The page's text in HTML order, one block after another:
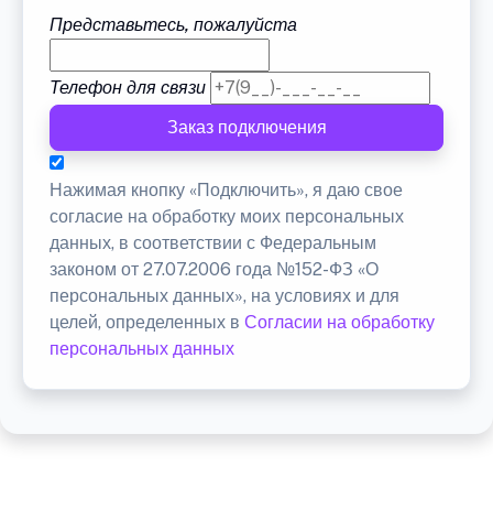
Представьтесь, пожалуйста
Телефон для связи
Заказ подключения
Нажимая кнопку «Подключить», я даю свое
согласие на обработку моих персональных
данных, в соответствии с Федеральным
законом от 27.07.2006 года №152-ФЗ «О
персональных данных», на условиях и для
целей, определенных в Согласии на обработку
персональных данных